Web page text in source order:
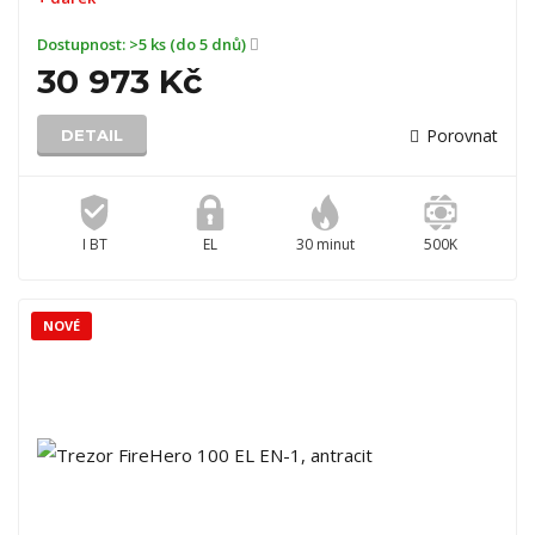
Dostupnost: >5 ks (do 5 dnů)
30 973 Kč
DETAIL Porovnat
I BT EL 30 minut 500K
NOVÉ